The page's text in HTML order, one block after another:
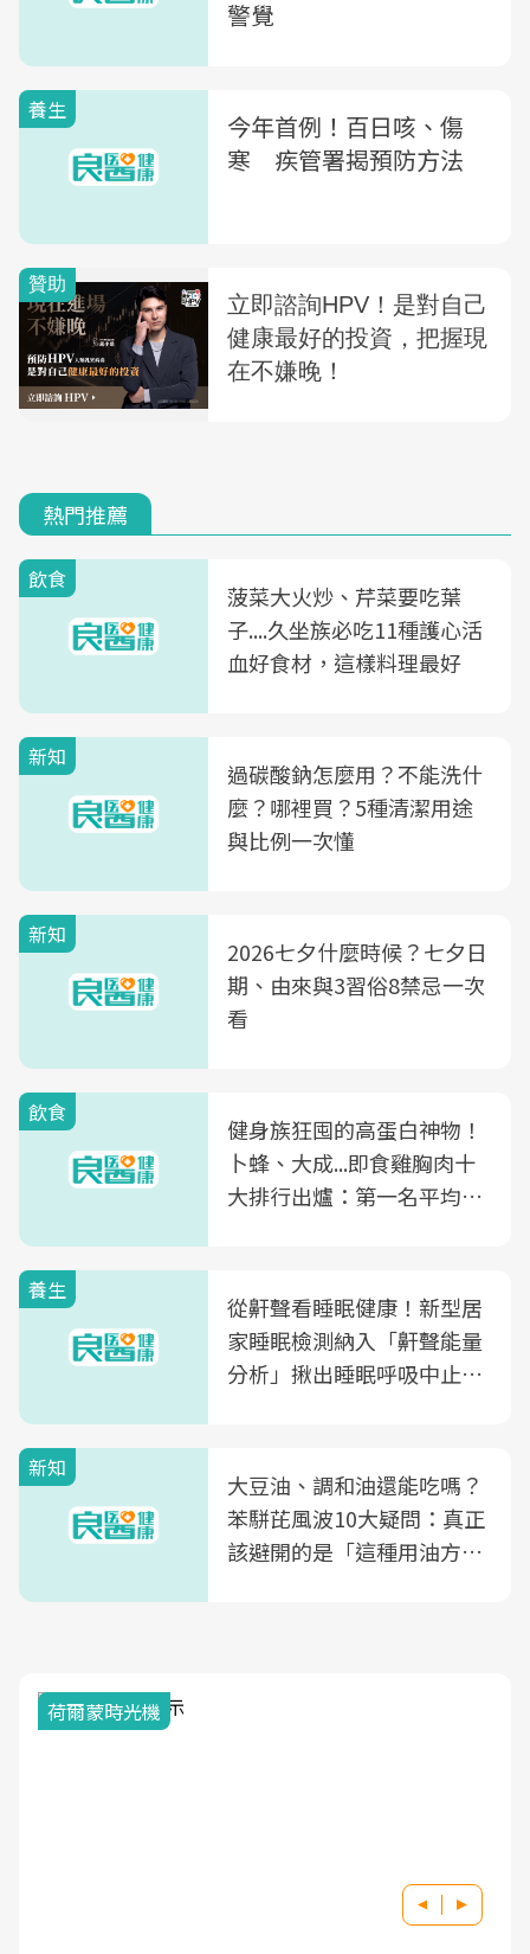
警覺
養生
今年首例！百日咳、傷
寒 疾管署揭預防方法
熱門推薦
飲食
菠菜大火炒、芹菜要吃葉
子....久坐族必吃11種護心活
血好食材，這樣料理最好
新知
過碳酸鈉怎麼用？不能洗什
麼？哪裡買？5種清潔用途
與比例一次懂
新知
2026七夕什麼時候？七夕日
期、由來與3習俗8禁忌一次
看
飲食
健身族狂囤的高蛋白神物！
卜蜂、大成...即食雞胸肉十
大排行出爐：第一名平均一
養生
從鼾聲看睡眠健康！新型居
家睡眠檢測納入「鼾聲能量
分析」揪出睡眠呼吸中止症
新知
大豆油、調和油還能吃嗎？
苯駢芘風波10大疑問：真正
該避開的是「這種用油方
荷爾蒙時光機